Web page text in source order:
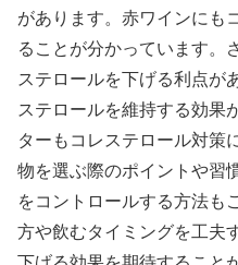
があります。赤ワインにも
ることが分かっています。
ステロールを下げる利点が
ステロールを維持する効果
ターもコレステロール対策
物を選ぶ際のポイントや習
をコントロールする方法も
方や飲むタイミングを工夫